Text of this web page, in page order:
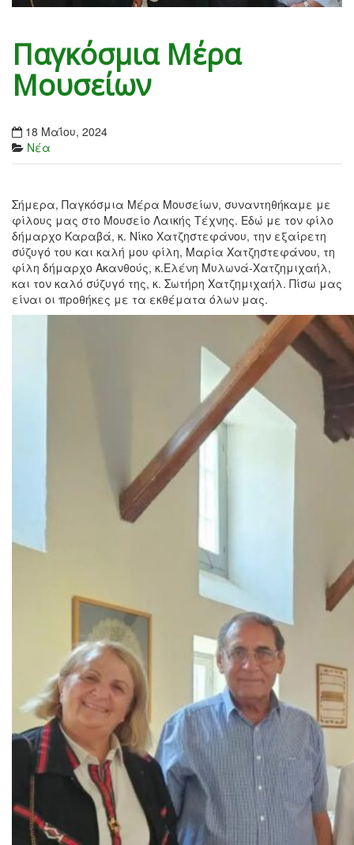
Παγκόσμια Μέρα
Μουσείων
18 Μαΐου, 2024
Νέα
Σήμερα, Παγκόσμια Μέρα Μουσείων, συναντηθήκαμε με
φίλους μας στο Μουσείο Λαικής Τέχνης. Εδώ με τον φίλο
δήμαρχο Καραβά, κ. Νίκο Χατζηστεφάνου, την εξαίρετη
σύζυγό του και καλή μου φίλη, Μαρία Χατζηστεφάνου, τη
φίλη δήμαρχο Ακανθούς, κ.Ελένη Μυλωνά-Χατζημιχαήλ,
και τον καλό σύζυγό της, κ. Σωτήρη Χατζημιχαήλ. Πίσω μας
είναι οι προθήκες με τα εκθέματα όλων μας.